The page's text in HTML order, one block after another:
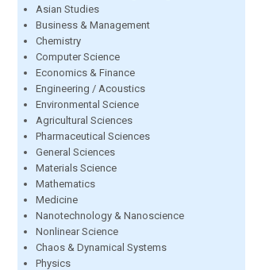
Asian Studies
Business & Management
Chemistry
Computer Science
Economics & Finance
Engineering / Acoustics
Environmental Science
Agricultural Sciences
Pharmaceutical Sciences
General Sciences
Materials Science
Mathematics
Medicine
Nanotechnology & Nanoscience
Nonlinear Science
Chaos & Dynamical Systems
Physics